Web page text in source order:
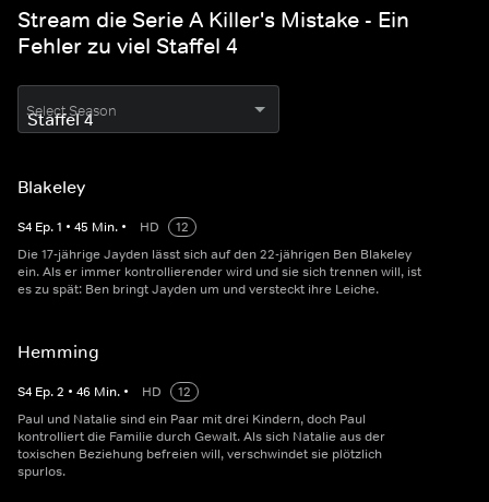
Stream die Serie A Killer's Mistake - Ein
Fehler zu viel Staffel 4
Select Season
Blakeley
S4 Ep.1 • 45 Min. • HD
12
Die 17-jährige Jayden lässt sich auf den 22-jährigen Ben Blakeley
ein. Als er immer kontrollierender wird und sie sich trennen will, ist
es zu spät: Ben bringt Jayden um und versteckt ihre Leiche.
Hemming
S4 Ep.2 • 46 Min. • HD
12
Paul und Natalie sind ein Paar mit drei Kindern, doch Paul
kontrolliert die Familie durch Gewalt. Als sich Natalie aus der
toxischen Beziehung befreien will, verschwindet sie plötzlich
spurlos.